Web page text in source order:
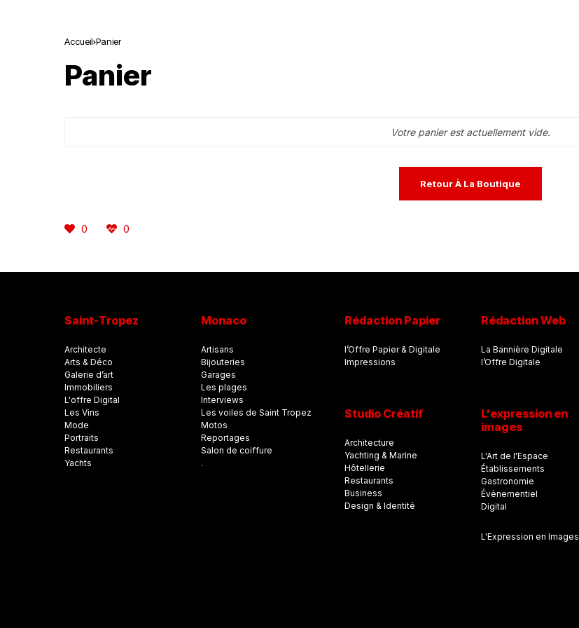
Accueil Panier
Panier
Votre panier est actuellement vide.
Retour À La Boutique
0 0
Saint-Tropez
Architecte
Arts & Déco
Galerie d’art
Immobiliers
L'offre Digital
Les Vins
Mode
Portraits
Restaurants
Yachts
Monaco
Artisans
Bijouteries
Garages
Les plages
Interviews
Les voiles de Saint Tropez
Motos
Reportages
Salon de coiffure
.
Rédaction Papier
l’Offre Papier & Digitale
Impressions
Rédaction Web
La Bannière Digitale
l’Offre Digitale
Studio Créatif
Architecture
Yachting & Marine
Hôtellerie
Restaurants
Business
Design & Identité
L'expression en
images
L'Art de l'Espace
Établissements
Gastronomie
Évènementiel
Digital
L'Expression en Images